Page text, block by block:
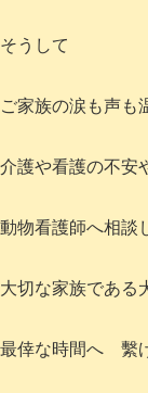
そうして
ご家族の涙も声も
介護や看護の不安
動物看護師へ相談
大切な家族である
最倖な時間へ 繫